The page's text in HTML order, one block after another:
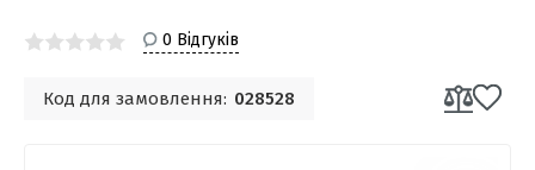
0 Відгуків
Код для замовлення: 028528